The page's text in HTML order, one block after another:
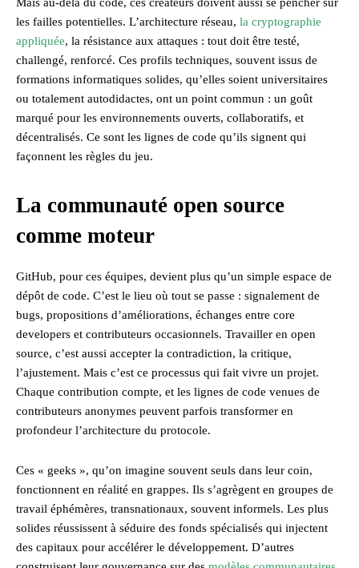
les failles potentielles. L’architecture réseau, la cryptographie
appliquée, la résistance aux attaques : tout doit être testé,
challengé, renforcé. Ces profils techniques, souvent issus de
formations informatiques solides, qu’elles soient universitaires
ou totalement autodidactes, ont un point commun : un goût
marqué pour les environnements ouverts, collaboratifs, et
décentralisés. Ce sont les lignes de code qu’ils signent qui
façonnent les règles du jeu.
La communauté open source
comme moteur
GitHub, pour ces équipes, devient plus qu’un simple espace de
dépôt de code. C’est le lieu où tout se passe : signalement de
bugs, propositions d’améliorations, échanges entre core
developers et contributeurs occasionnels. Travailler en open
source, c’est aussi accepter la contradiction, la critique,
l’ajustement. Mais c’est ce processus qui fait vivre un projet.
Chaque contribution compte, et les lignes de code venues de
contributeurs anonymes peuvent parfois transformer en
profondeur l’architecture du protocole.
Ces « geeks », qu’on imagine souvent seuls dans leur coin,
fonctionnent en réalité en grappes. Ils s’agrègent en groupes de
travail éphémères, transnationaux, souvent informels. Les plus
solides réussissent à séduire des fonds spécialisés qui injectent
des capitaux pour accélérer le développement. D’autres